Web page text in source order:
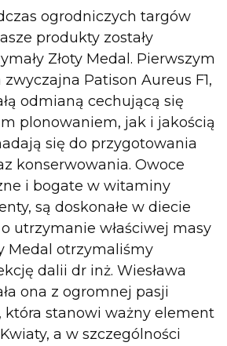
ogrodniczych targów
produkty zostały
Złoty Medal. Pierwszym
Patison Aureus F1,
odmianą cechującą się
plonowaniem, jak i jakością
się do przygotowania
konserwowania. Owoce
i bogate w witaminy
są doskonałe w diecie
utrzymanie właściwej masy
Medal otrzymaliśmy
dalii dr inż. Wiesława
ona z ogromnej pasji
która stanowi ważny element
a w szczególności